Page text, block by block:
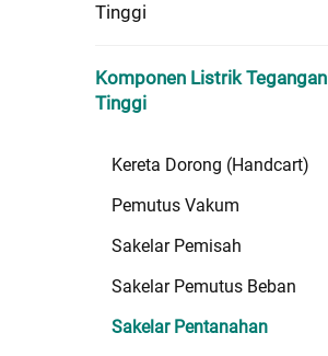
Tinggi
Komponen Listrik Tegangan
Tinggi
Kereta Dorong (Handcart)
Pemutus Vakum
Sakelar Pemisah
Sakelar Pemutus Beban
Sakelar Pentanahan